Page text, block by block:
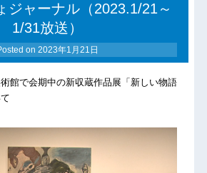
ジャーナル（2023.1/21～
1/31放送）
on 2023年1月21日
館で会期中の新収蔵作品展「新しい物語